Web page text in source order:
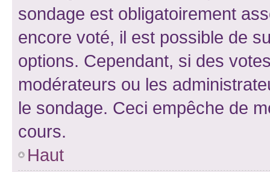
sondage est obligatoirement
encore voté, il est possible de
options. Cependant, si des
modérateurs ou les
le sondage. Ceci empêche de
cours.
Haut